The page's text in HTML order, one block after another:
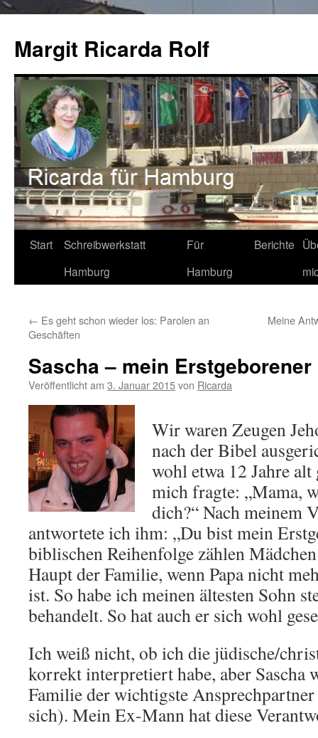
springen
Margit Ricarda Rolf
Start
Schreibwerkstatt
Hamburg
Für
Hamburg
Berichte
← Es geht schon wieder los: Parolen an
Geschäften
Meine
Sascha – mein Erstgeborener
Veröffentlicht am 3. Januar 2015von Ricarda
Wir waren Zeugen
nach der Bibel
wohl etwa 12 Jahre alt
mich fragte: „Mama,
dich?“ Nach meinem
antwortete ich ihm: „Du bist mein
biblischen Reihenfolge zählen
Haupt der Familie, wenn Papa nicht
ist. So habe ich meinen ältesten Sohn
behandelt. So hat auch er sich wohl
Ich weiß nicht, ob ich die jüdische/
korrekt interpretiert habe, aber Sascha
Familie der wichtigste
sich). Mein Ex-Mann hat diese